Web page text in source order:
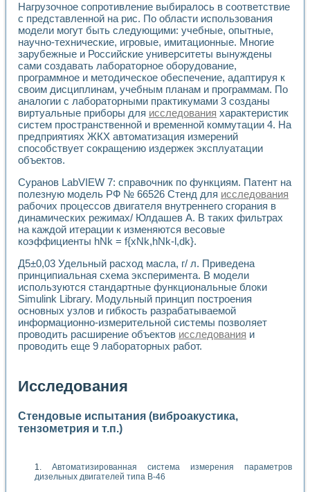
Нагрузочное сопротивление выбиралось в соответствие
с представленной на рис. По области использования
модели могут быть следующими: учебные, опытные,
научно-технические, игровые, имитационные. Многие
зарубежные и Российские университеты вынуждены
сами создавать лабораторное оборудование,
программное и методическое обеспечение, адаптируя к
своим дисциплинам, учебным планам и программам. По
аналогии с лабораторными практикумами 3 созданы
виртуальные приборы для исследования характеристик
систем пространственной и временной коммутации 4. На
предприятиях ЖКХ автоматизация измерений
способствует сокращению издержек эксплуатации
объектов.
Суранов LabVIEW 7: справочник по функциям. Патент на
полезную модель РФ № 66526 Стенд для исследования
рабочих процессов двигателя внутреннего сгорания в
динамических режимах/ Юлдашев А. В таких фильтрах
на каждой итерации к изменяются весовые
коэффициенты hNk = f{xNk,hNk-l,dk}.
Д5±0,03 Удельный расход масла, г/ л. Приведена
принципиальная схема эксперимента. В модели
используются стандартные функциональные блоки
Simulink Library. Модульный принцип построения
основных узлов и гибкость разрабатываемой
информационно-измерительной системы позволяет
проводить расширение объектов исследования и
проводить еще 9 лабораторных работ.
Исследования
Стендовые испытания (виброакустика,
тензометрия и т.п.)
Автоматизированная система измерения параметров
дизельных двигателей типа В-46